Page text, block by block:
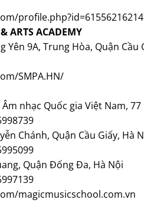
ARTS ACADEMY
9A, Trung Hòa, Quận Cầu
SMPA.HN/
nhạc Quốc gia Việt Nam,
Chánh, Quận Cầu Giấy, Hà
Quận Đống Đa, Hà Nội
magicmusicschool.com.vn